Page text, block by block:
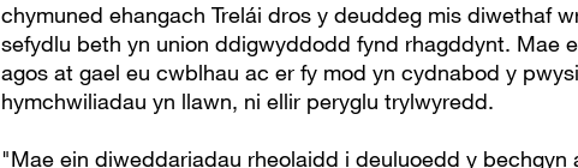
chymuned ehangach Trelái dros y deuddeg mis diwethaf
sefydlu beth yn union ddigwyddodd fynd rhagddynt. Mae
agos at gael eu cwblhau ac er fy mod yn cydnabod y
hymchwiliadau yn llawn, ni ellir peryglu trylwyredd.
"Mae ein diweddariadau rheolaidd i deuluoedd y bechgyn